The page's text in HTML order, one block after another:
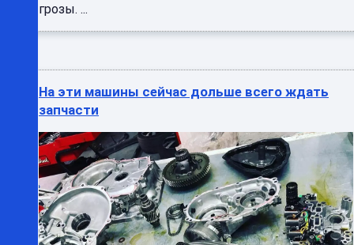
грозы. ...
На эти машины сейчас дольше всего ждать
запчасти